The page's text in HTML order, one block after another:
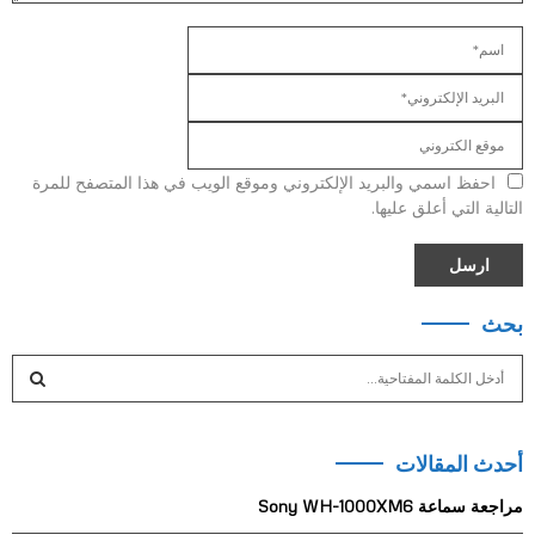
احفظ اسمي والبريد الإلكتروني وموقع الويب في هذا المتصفح للمرة
التالية التي أعلق عليها.
بحث
c
f
أحدث المقالات
مراجعة سماعة Sony WH-1000XM6